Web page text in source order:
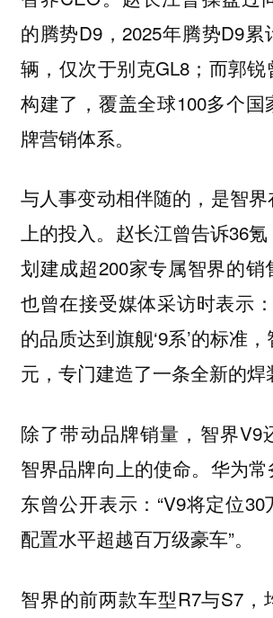
的腾势D9，2025年腾势D9累
辆，仅次于别克GL8；而郭
构建了，覆盖全球100多个国
牌营销体系。
与人事变动相伴随的，是智
上的投入。赵长江曾告诉36
划建成超200家专属智界的
也曾在接受媒体采访时表示
的品质达到旗舰‘9系’的标准
元，专门建造了一条全新的焊
除了带动品牌销量，智界V9
智界品牌向上的使命。华为
东曾公开表示：“V9将定位
配置水平超越百万级豪车”。
智界的前两款车型R7与S7，